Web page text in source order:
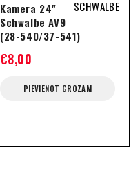
Kamera 24"
Schwalbe AV9
(28-540/37-541)
€8,00
PIEVIENOT GROZAM